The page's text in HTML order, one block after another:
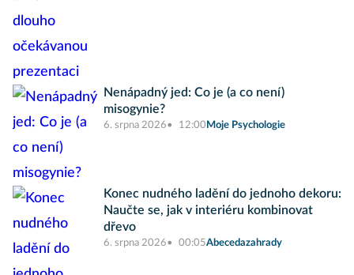
Nenápadný jed: Co je (a co není)
misogynie?
6. srpna 2026 12:00 Moje Psychologie
Konec nudného ladění do jednoho dekoru:
Naučte se, jak v interiéru kombinovat
dřevo
6. srpna 2026 00:05Abecedazahrady